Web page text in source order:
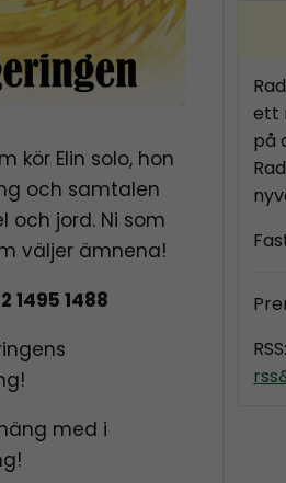
kör Elin solo, hon
och samtalen
och jord. Ni som
väljer ämnena!
1495 1488
med i
ett
på
RSS: